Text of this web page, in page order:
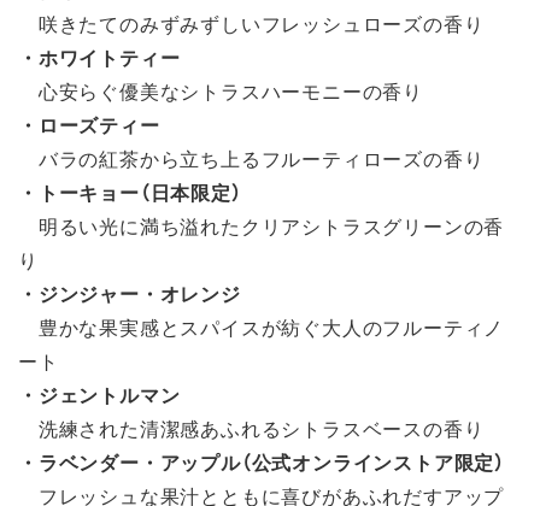
咲きたてのみずみずしいフレッシュローズの香り
・ホワイトティー
心安らぐ優美なシトラスハーモニーの香り
・ローズティー
バラの紅茶から立ち上るフルーティローズの香り
・トーキョー（日本限定）
明るい光に満ち溢れたクリアシトラスグリーンの香
り
・ジンジャー・オレンジ
豊かな果実感とスパイスが紡ぐ大人のフルーティノ
ート
・ジェントルマン
洗練された清潔感あふれるシトラスベースの香り
・ラベンダー・アップル（公式オンラインストア限定）
フレッシュな果汁とともに喜びがあふれだすアップ